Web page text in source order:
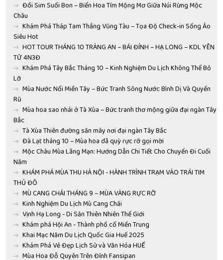
Đồi Sim Suối Bon – Biển Hoa Tím Mộng Mơ Giữa Núi Rừng Mộc
Châu
Khám Phá Tháp Tam Thắng Vũng Tàu – Tọa Độ Check-in Sống Ảo
Siêu Hot
HOT TOUR THÁNG 10 TRÀNG AN – BÁI ĐÍNH – HẠ LONG – KDL YÊN
TỬ 4N3Đ
Khám Phá Tây Bắc Tháng 10 – Kinh Nghiệm Du Lịch Không Thể Bỏ
Lỡ
Mùa Nước Nổi Miền Tây – Bức Tranh Sông Nước Bình Dị Và Quyến
Rũ
Mùa hoa sao nhái ở Tà Xùa – Bức tranh thơ mộng giữa đại ngàn Tây
Bắc
Tà Xùa Thiên đường săn mây nơi đại ngàn Tây Bắc
Đà Lạt tháng 10 – Mùa hoa dã quỳ rực rỡ gọi mời
Mộc Châu Mùa Lãng Mạn: Hướng Dẫn Chi Tiết Cho Chuyến Đi Cuối
Năm
KHÁM PHÁ MÙA THU HÀ NỘI - HÀNH TRÌNH TRẠM VÀO TRÁI TIM
THỦ ĐÔ
MÙ CANG CHẢI THÁNG 9 – MÙA VÀNG RỰC RỠ
Kinh Nghiệm Du Lịch Mù Cang Chải
Vịnh Hạ Long - Di Sản Thiên Nhiên Thế Giới
Khám phá Hội An - Thành phố cổ Miền Trung
Khai Mạc Năm Du Lịch Quốc Gia Huế 2025
Khám Phá Vẻ Đẹp Lịch Sử và Văn Hóa HUẾ
Mùa Hoa Đỗ Quyên Trên Đỉnh Fansipan